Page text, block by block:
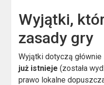
Wyjątki,
zasady gry
Wyjątki dotyczą
już istnieje (została
prawo lokalne